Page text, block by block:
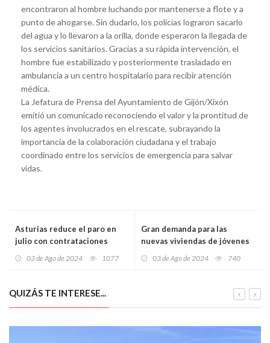
encontraron al hombre luchando por mantenerse a flote y a
punto de ahogarse. Sin dudarlo, los policías lograron sacarlo
del agua y lo llevaron a la orilla, donde esperaron la llegada de
los servicios sanitarios. Gracias a su rápida intervención, el
hombre fue estabilizado y posteriormente trasladado en
ambulancia a un centro hospitalario para recibir atención
médica.
La Jefatura de Prensa del Ayuntamiento de Gijón/Xixón
emitió un comunicado reconociendo el valor y la prontitud de
los agentes involucrados en el rescate, subrayando la
importancia de la colaboración ciudadana y el trabajo
coordinado entre los servicios de emergencia para salvar
vidas.
Asturias reduce el paro en
julio con contrataciones
siguen en desventaja
03 de Ago de 2024 1077
Gran demanda para las
nuevas viviendas de jóvenes
03 de Ago de 2024 740
QUIZÁS TE INTERESE...